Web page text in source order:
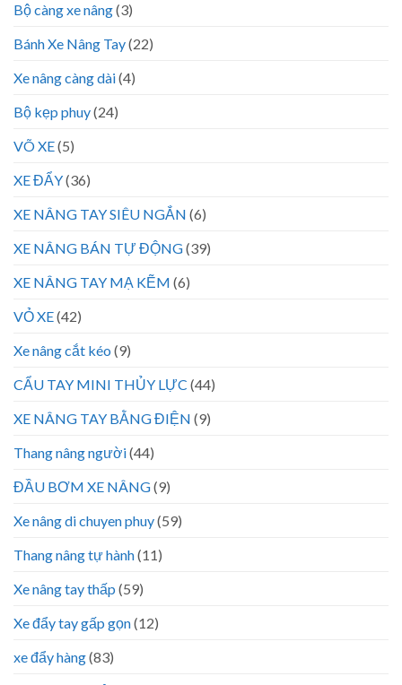
Bộ càng xe nâng(3)
Bánh Xe Nâng Tay(22)
Xe nâng càng dài(4)
Bộ kẹp phuy(24)
VÕ XE(5)
XE ĐẨY(36)
XE NÂNG TAY SIÊU NGẮN (6)
XE NÂNG BÁN TỰ ĐỘNG(39)
XE NÂNG TAY MẠ KẼM (6)
VỎ XE(42)
Xe nâng cắt kéo (9)
CẨU TAY MINI THỦY LỰC (44)
XE NÂNG TAY BẰNG ĐIỆN (9)
Thang nâng người(44)
ĐẦU BƠM XE NÂNG(9)
Xe nâng di chuyen phuy(59)
Thang nâng tự hành(11)
Xe nâng tay thấp (59)
Xe đẩy tay gấp gọn(12)
xe đẩy hàng(83)